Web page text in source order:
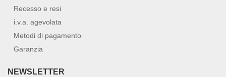
Recesso e resi
i.v.a. agevolata
Metodi di pagamento
Garanzia
NEWSLETTER